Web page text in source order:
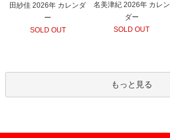
田紗佳 2026年 カレンダ
ー
SOLD OUT
名美津紀 2026年 カレン
ダー
SOLD OUT
もっと見る